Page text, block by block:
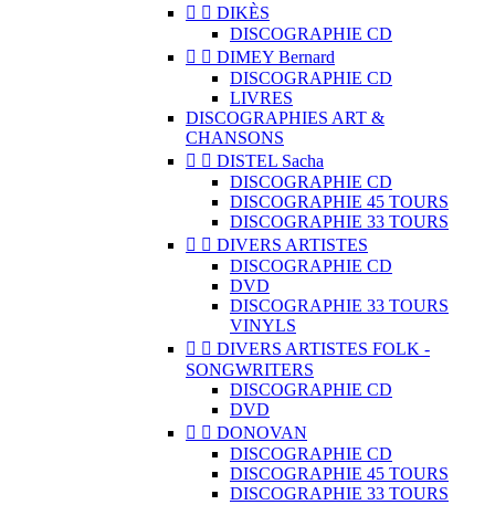
  DIKÈS
DISCOGRAPHIE CD
  DIMEY Bernard
DISCOGRAPHIE CD
LIVRES
DISCOGRAPHIES ART &
CHANSONS
  DISTEL Sacha
DISCOGRAPHIE CD
DISCOGRAPHIE 45 TOURS
DISCOGRAPHIE 33 TOURS
  DIVERS ARTISTES
DISCOGRAPHIE CD
DVD
DISCOGRAPHIE 33 TOURS
VINYLS
  DIVERS ARTISTES FOLK -
SONGWRITERS
DISCOGRAPHIE CD
DVD
  DONOVAN
DISCOGRAPHIE CD
DISCOGRAPHIE 45 TOURS
DISCOGRAPHIE 33 TOURS